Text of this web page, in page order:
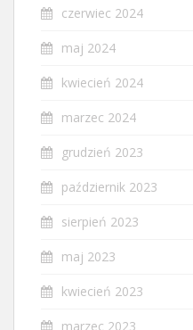
czerwiec 2024
maj 2024
kwiecień 2024
marzec 2024
grudzień 2023
październik 2023
sierpień 2023
maj 2023
kwiecień 2023
marzec 2023